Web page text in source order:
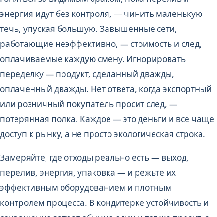
энергия идут без контроля, — чинить маленькую
течь, упуская большую. Завышенные сети,
работающие неэффективно, — стоимость и след,
оплачиваемые каждую смену. Игнорировать
переделку — продукт, сделанный дважды,
оплаченный дважды. Нет ответа, когда экспортный
или розничный покупатель просит след, —
потерянная полка. Каждое — это деньги и все чаще
доступ к рынку, а не просто экологическая строка.
Замеряйте, где отходы реально есть — выход,
перелив, энергия, упаковка — и режьте их
эффективным оборудованием и плотным
контролем процесса. В кондитерке устойчивость и